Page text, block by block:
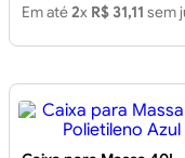
Em até2x R$ 31,11 sem